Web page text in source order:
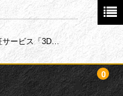
サービス「3D…
0